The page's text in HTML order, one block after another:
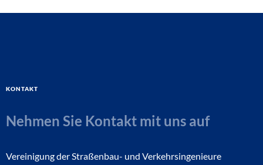
Kontakt
Nehmen Sie Kontakt mit uns auf
Vereinigung der Straßenbau- und Verkehrsingenieure